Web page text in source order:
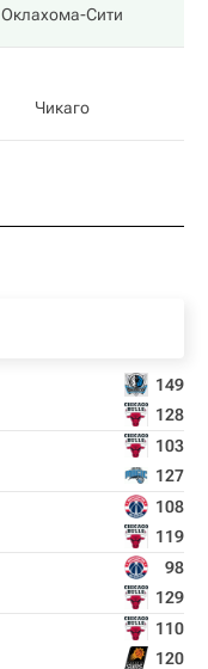
Оклахома-Сити
Чикаго
149
128
103
127
108
119
98
129
110
120